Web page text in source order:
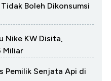
Boleh Dikonsumsi
Nike KW Disita,
Miliar
Pemilik Senjata Api di